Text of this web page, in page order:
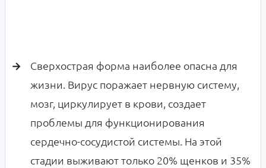
Сверхострая форма наиболее опасна для
жизни. Вирус поражает нервную систему,
мозг, циркулирует в крови, создает
проблемы для функционирования
сердечно-сосудистой системы. На этой
стадии выживают только 20% щенков и 35%